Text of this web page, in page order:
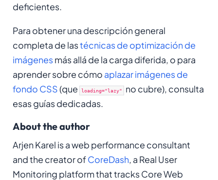
deficientes.
Para obtener una descripción general
completa de lastécnicas de optimización de
imágenesmás allá de la carga diferida, o para
aprender sobre cómo aplazar imágenes de
fondo CSS(que loading="lazy" no cubre), consulta
esas guías dedicadas.
About the author
Arjen Karel is a web performance consultant
and the creator ofCoreDash, a Real User
Monitoring platform that tracks Core Web